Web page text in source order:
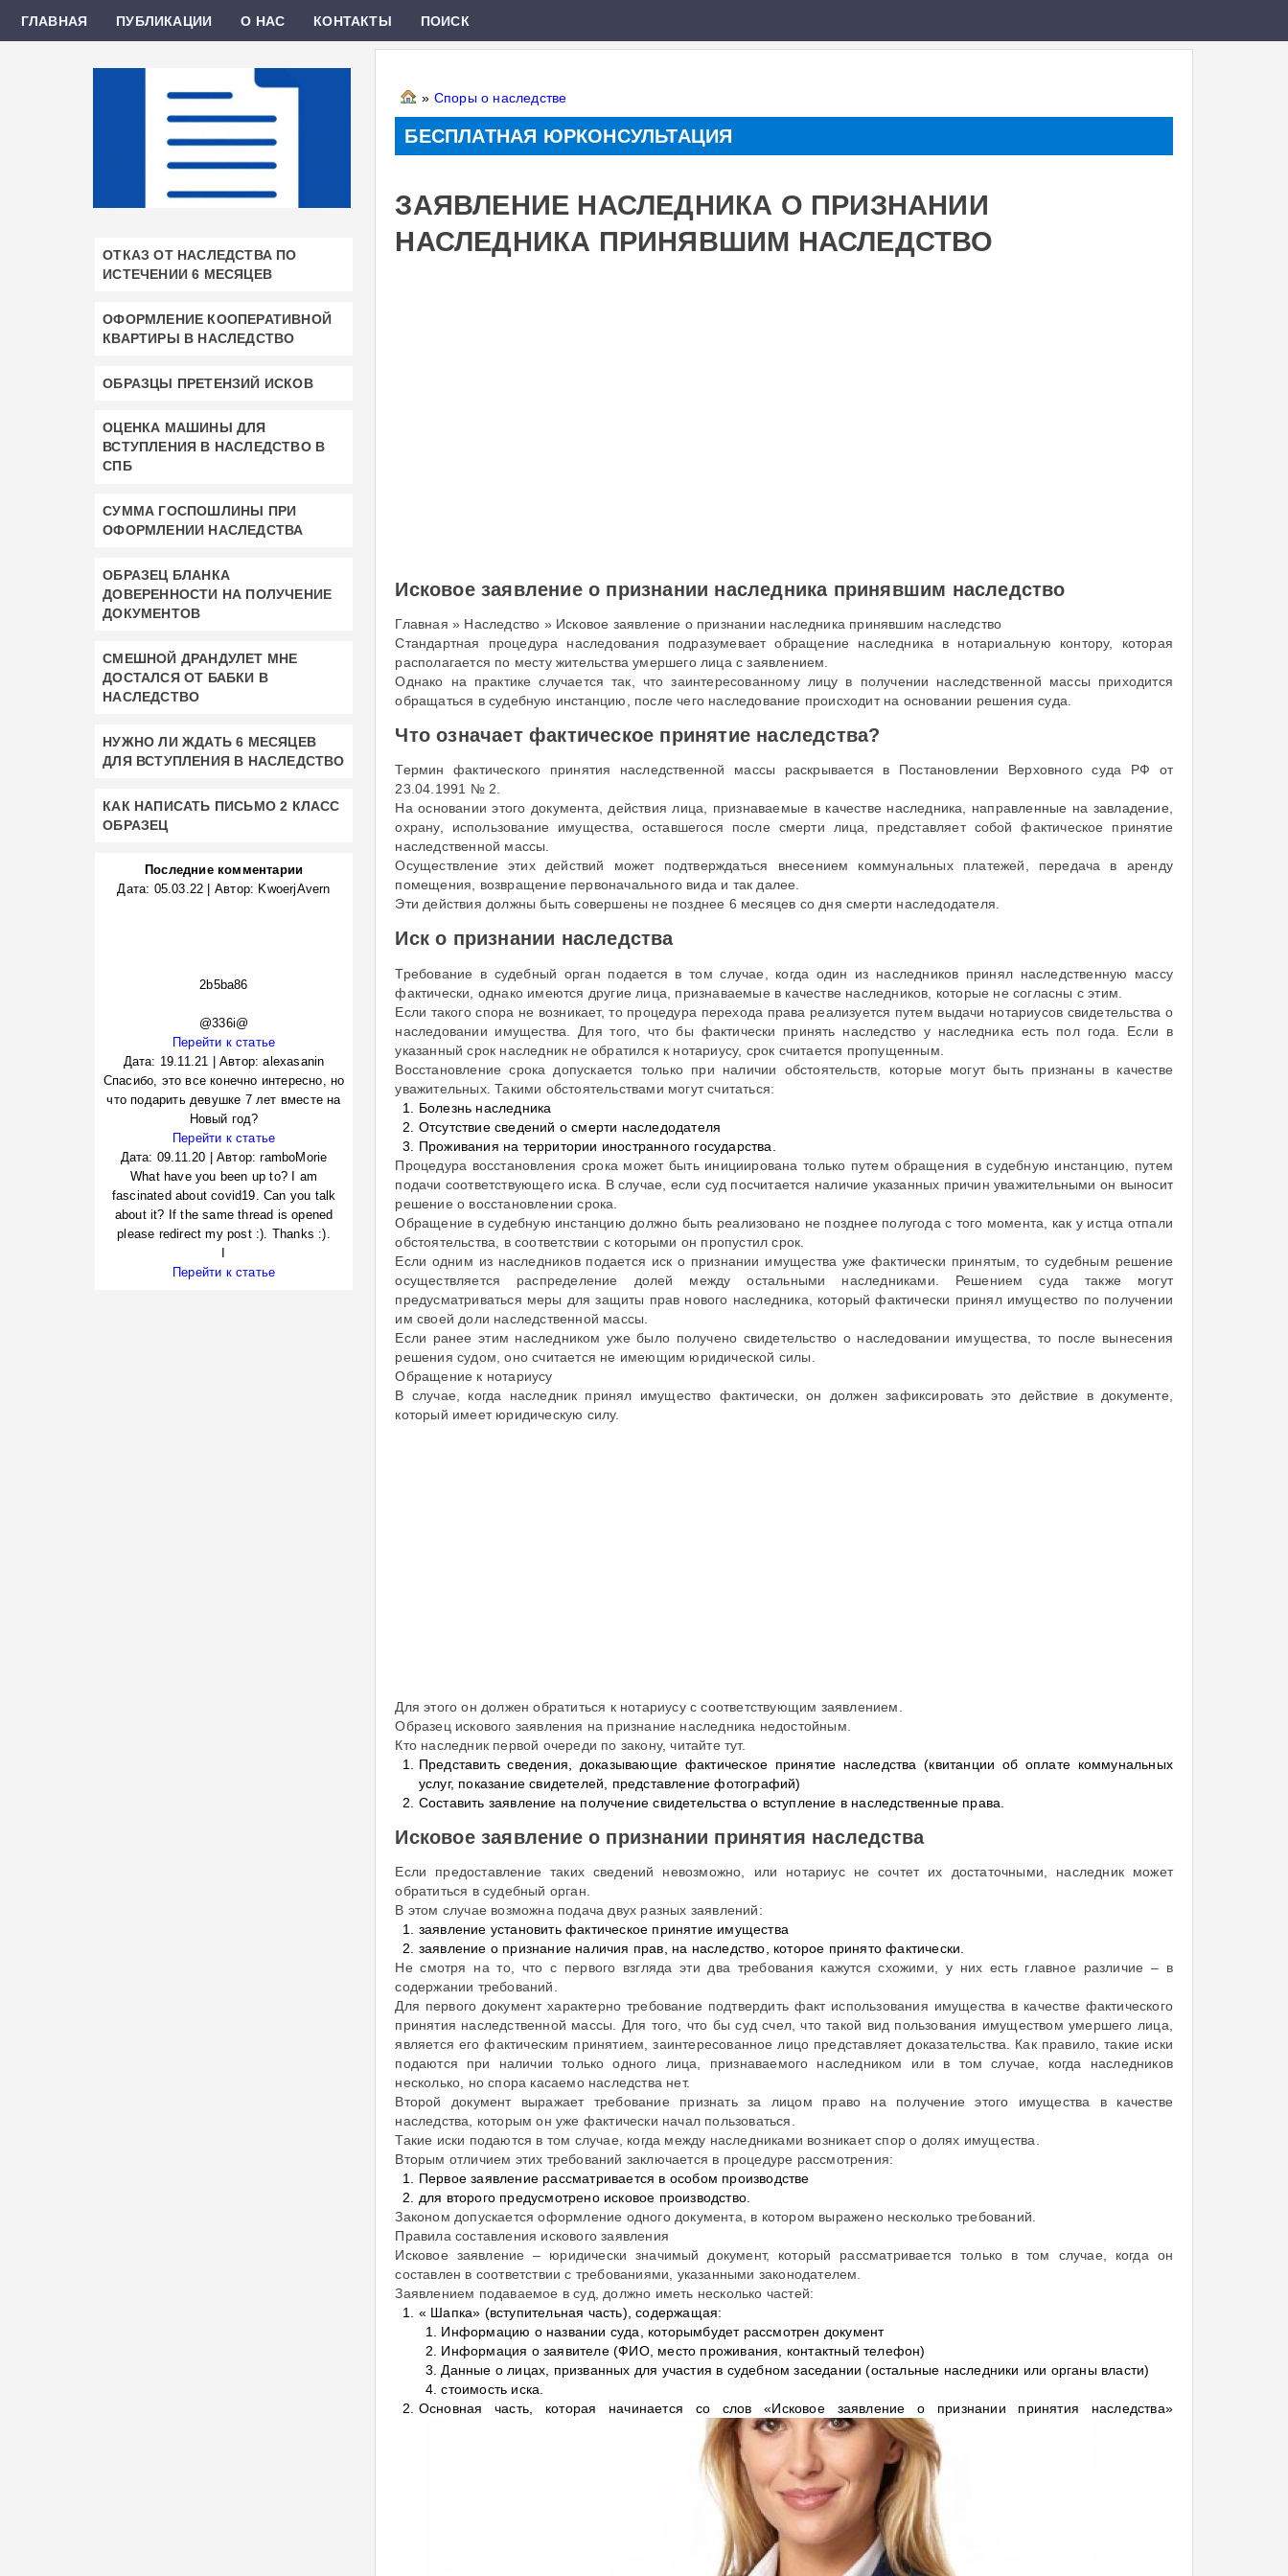
» Споры о наследстве
БЕСПЛАТНАЯ ЮРКОНСУЛЬТАЦИЯ
ЗАЯВЛЕНИЕ НАСЛЕДНИКА О ПРИЗНАНИИ
НАСЛЕДНИКА ПРИНЯВШИМ НАСЛЕДСТВО
Исковое заявление о признании наследника принявшим наследство
Главная » Наследство » Исковое заявление о признании наследника принявшим наследство
Стандартная процедура наследования подразумевает обращение наследника в нотариальную контору, которая
располагается по месту жительства умершего лица с заявлением.
Однако на практике случается так, что заинтересованному лицу в получении наследственной массы приходится
обращаться в судебную инстанцию, после чего наследование происходит на основании решения суда.
Что означает фактическое принятие наследства?
Термин фактического принятия наследственной массы раскрывается в Постановлении Верховного суда РФ от
23.04.1991 № 2.
На основании этого документа, действия лица, признаваемые в качестве наследника, направленные на завладение,
охрану, использование имущества, оставшегося после смерти лица, представляет собой фактическое принятие
наследственной массы.
Осуществление этих действий может подтверждаться внесением коммунальных платежей, передача в аренду
помещения, возвращение первоначального вида и так далее.
Эти действия должны быть совершены не позднее 6 месяцев со дня смерти наследодателя.
Иск о признании наследства
Требование в судебный орган подается в том случае, когда один из наследников принял наследственную массу
фактически, однако имеются другие лица, признаваемые в качестве наследников, которые не согласны с этим.
Если такого спора не возникает, то процедура перехода права реализуется путем выдачи нотариусов свидетельства о
наследовании имущества. Для того, что бы фактически принять наследство у наследника есть пол года. Если в
указанный срок наследник не обратился к нотариусу, срок считается пропущенным.
Восстановление срока допускается только при наличии обстоятельств, которые могут быть признаны в качестве
уважительных. Такими обстоятельствами могут считаться:
Болезнь наследника
Отсутствие сведений о смерти наследодателя
Проживания на территории иностранного государства.
Процедура восстановления срока может быть инициирована только путем обращения в судебную инстанцию, путем
подачи соответствующего иска. В случае, если суд посчитается наличие указанных причин уважительными он выносит
решение о восстановлении срока.
Обращение в судебную инстанцию должно быть реализовано не позднее полугода с того момента, как у истца отпали
обстоятельства, в соответствии с которыми он пропустил срок.
Если одним из наследников подается иск о признании имущества уже фактически принятым, то судебным решение
осуществляется распределение долей между остальными наследниками. Решением суда также могут
предусматриваться меры для защиты прав нового наследника, который фактически принял имущество по получении
им своей доли наследственной массы.
Если ранее этим наследником уже было получено свидетельство о наследовании имущества, то после вынесения
решения судом, оно считается не имеющим юридической силы.
Обращение к нотариусу
В случае, когда наследник принял имущество фактически, он должен зафиксировать это действие в документе,
который имеет юридическую силу.
Для этого он должен обратиться к нотариусу с соответствующим заявлением.
Образец искового заявления на признание наследника недостойным.
Кто наследник первой очереди по закону, читайте тут.
Представить сведения, доказывающие фактическое принятие наследства (квитанции об оплате коммунальных
услуг, показание свидетелей, представление фотографий)
Составить заявление на получение свидетельства о вступление в наследственные права.
Исковое заявление о признании принятия наследства
Если предоставление таких сведений невозможно, или нотариус не сочтет их достаточными, наследник может
обратиться в судебный орган.
В этом случае возможна подача двух разных заявлений:
заявление установить фактическое принятие имущества
заявление о признание наличия прав, на наследство, которое принято фактически.
Не смотря на то, что с первого взгляда эти два требования кажутся схожими, у них есть главное различие – в
содержании требований.
Для первого документ характерно требование подтвердить факт использования имущества в качестве фактического
принятия наследственной массы. Для того, что бы суд счел, что такой вид пользования имуществом умершего лица,
является его фактическим принятием, заинтересованное лицо представляет доказательства. Как правило, такие иски
подаются при наличии только одного лица, признаваемого наследником или в том случае, когда наследников
несколько, но спора касаемо наследства нет.
Второй документ выражает требование признать за лицом право на получение этого имущества в качестве
наследства, которым он уже фактически начал пользоваться.
Такие иски подаются в том случае, когда между наследниками возникает спор о долях имущества.
Вторым отличием этих требований заключается в процедуре рассмотрения:
Первое заявление рассматривается в особом производстве
для второго предусмотрено исковое производство.
Законом допускается оформление одного документа, в котором выражено несколько требований.
Правила составления искового заявления
Исковое заявление – юридически значимый документ, который рассматривается только в том случае, когда он
составлен в соответствии с требованиями, указанными законодателем.
Заявлением подаваемое в суд, должно иметь несколько частей:
« Шапка» (вступительная часть), содержащая:
Информацию о названии суда, которымбудет рассмотрен документ
Информация о заявителе (ФИО, место проживания, контактный телефон)
Данные о лицах, призванных для участия в судебном заседании (остальные наследники или органы власти)
стоимость иска.
Основная часть, которая начинается со слов «Исковое заявление о признании принятия наследства»
ОТКАЗ ОТ НАСЛЕДСТВА ПО
ИСТЕЧЕНИИ 6 МЕСЯЦЕВ
ОФОРМЛЕНИЕ КООПЕРАТИВНОЙ
КВАРТИРЫ В НАСЛЕДСТВО
ОБРАЗЦЫ ПРЕТЕНЗИЙ ИСКОВ
ОЦЕНКА МАШИНЫ ДЛЯ
ВСТУПЛЕНИЯ В НАСЛЕДСТВО В
СПБ
СУММА ГОСПОШЛИНЫ ПРИ
ОФОРМЛЕНИИ НАСЛЕДСТВА
ОБРАЗЕЦ БЛАНКА
ДОВЕРЕННОСТИ НА ПОЛУЧЕНИЕ
ДОКУМЕНТОВ
СМЕШНОЙ ДРАНДУЛЕТ МНЕ
ДОСТАЛСЯ ОТ БАБКИ В
НАСЛЕДСТВО
НУЖНО ЛИ ЖДАТЬ 6 МЕСЯЦЕВ
ДЛЯ ВСТУПЛЕНИЯ В НАСЛЕДСТВО
КАК НАПИСАТЬ ПИСЬМО 2 КЛАСС
ОБРАЗЕЦ
Последние комментарии
Дата: 05.03.22 Автор: KwoerjAvern
2b5ba86
@336i@
Перейти к статье
Дата: 19.11.21 |Автор:alexasanin
Спасибо, это все конечно интересно, но
что подарить девушке 7 лет вместе на
Новый год?
Перейти к статье
Дата: 09.11.20 |Автор:ramboMorie
What have you been up to? I am
fascinated about covid19. Can you talk
about it? If the same thread is opened
please redirect my post :). Thanks :).
Перейти к статье
ГЛАВНАЯ ПУБЛИКАЦИИ О НАС КОНТАКТЫ ПОИСК